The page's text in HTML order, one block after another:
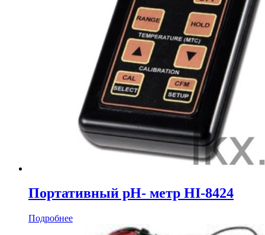
Портативный рН- метр HI-8424
Подробнее